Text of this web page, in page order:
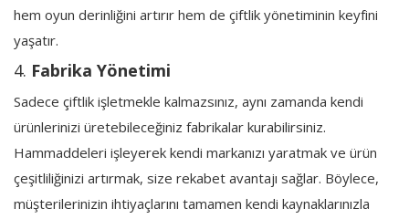
hem oyun derinliğini artırır hem de çiftlik yönetiminin keyfini
yaşatır.
4. Fabrika Yönetimi
Sadece çiftlik işletmekle kalmazsınız, aynı zamanda kendi
ürünlerinizi üretebileceğiniz fabrikalar kurabilirsiniz.
Hammaddeleri işleyerek kendi markanızı yaratmak ve ürün
çeşitliliğinizi artırmak, size rekabet avantajı sağlar. Böylece,
müşterilerinizin ihtiyaçlarını tamamen kendi kaynaklarınızla